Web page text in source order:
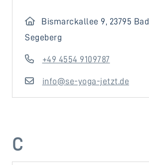
Bismarckallee 9, 23795 Bad
Segeberg
+49 4554 9109787
info@se-yoga-jetzt.de
C